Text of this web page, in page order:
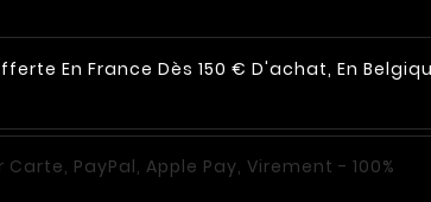
En France Dès 150 € D'achat, En